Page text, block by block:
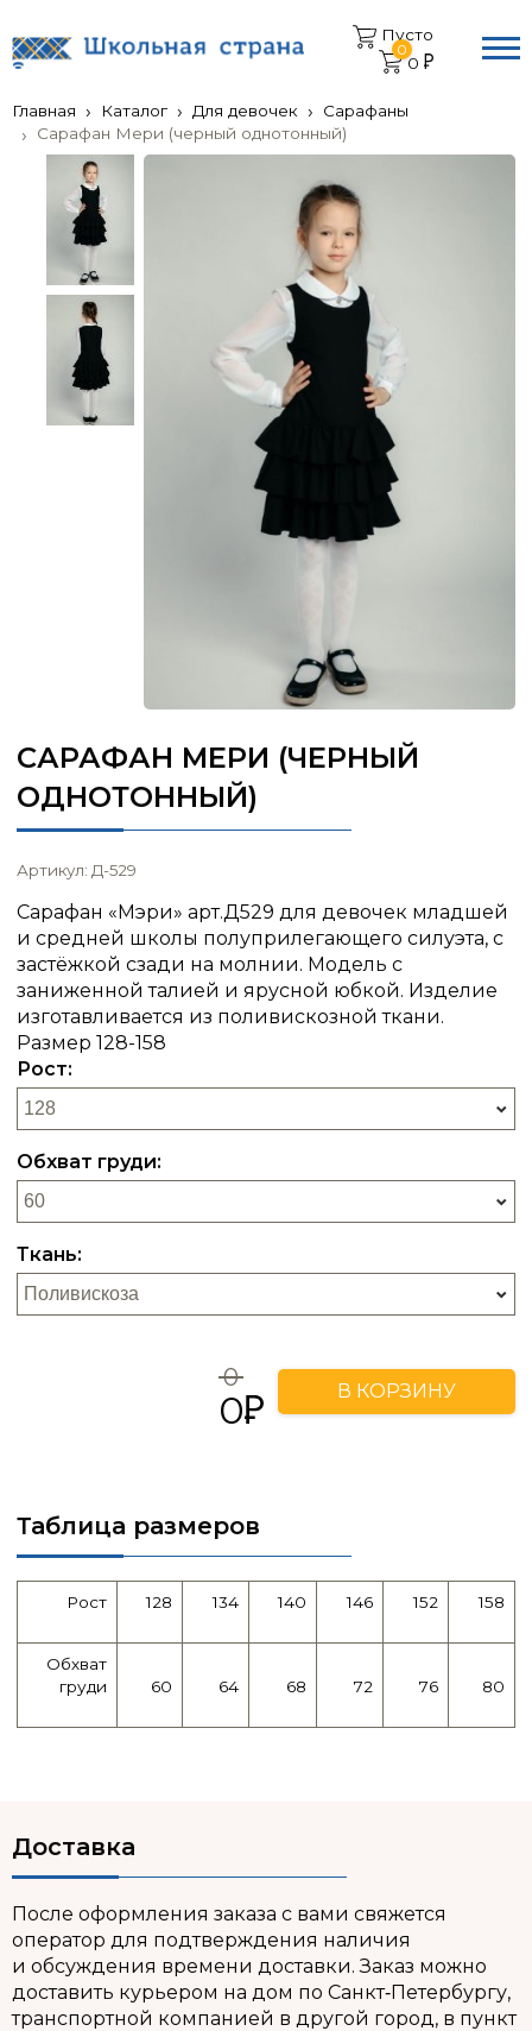
Пусто
0
0
Главная Каталог Для девочек
Сарафаны
Сарафан Мери (черный однотонный)
САРАФАН МЕРИ (ЧЕРНЫЙ
ОДНОТОННЫЙ)
Артикул: Д-529
Сарафан «Мэри» арт.Д529 для девочек младшей
и средней школы полуприлегающего силуэта, с
застёжкой сзади на молнии. Модель с
заниженной талией и ярусной юбкой. Изделие
изготавливается из поливискозной ткани.
Размер 128-158
Рост:
Обхват груди:
Ткань:
0
0 В КОРЗИНУ
Таблица размеров
Рост 128 134 140 146 152 158
Обхват
груди
60 64 68 72 76 80
Доставка
После оформления заказа с вами свяжется
оператор для подтверждения наличия
и обсуждения времени доставки. Заказ можно
доставить курьером на дом по Санкт‑Петербургу,
транспортной компанией в другой город, в пункт